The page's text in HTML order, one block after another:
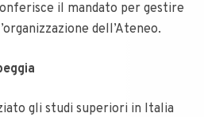
il mandato per gestire
dell’Ateneo.
gli studi superiori in Italia